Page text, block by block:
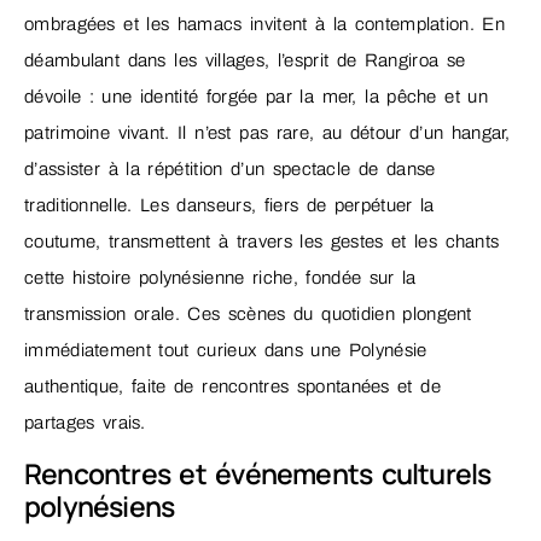
ombragées et les hamacs invitent à la contemplation. En
déambulant dans les villages, l’esprit de Rangiroa se
dévoile : une identité forgée par la mer, la pêche et un
patrimoine vivant. Il n’est pas rare, au détour d’un hangar,
d’assister à la répétition d’un spectacle de danse
traditionnelle. Les danseurs, fiers de perpétuer la
coutume, transmettent à travers les gestes et les chants
cette histoire polynésienne riche, fondée sur la
transmission orale. Ces scènes du quotidien plongent
immédiatement tout curieux dans une Polynésie
authentique, faite de rencontres spontanées et de
partages vrais.
Rencontres et événements culturels
polynésiens